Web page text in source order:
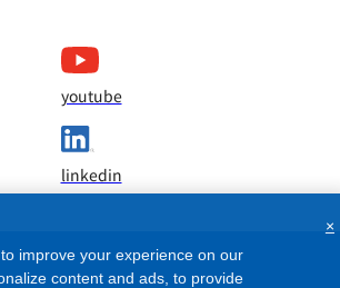
youtube
linkedin
improve your experience on our
content and ads, to provide
×